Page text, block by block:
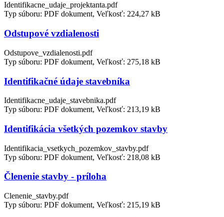
Identifikacne_udaje_projektanta.pdf
Typ súboru: PDF dokument, Veľkosť: 224,27 kB
Odstupové vzdialenosti
Odstupove_vzdialenosti.pdf
Typ súboru: PDF dokument, Veľkosť: 275,18 kB
Identifikačné údaje stavebníka
Identifikacne_udaje_stavebnika.pdf
Typ súboru: PDF dokument, Veľkosť: 213,19 kB
Identifikácia všetkých pozemkov stavby
Identifikacia_vsetkych_pozemkov_stavby.pdf
Typ súboru: PDF dokument, Veľkosť: 218,08 kB
Členenie stavby - príloha
Clenenie_stavby.pdf
Typ súboru: PDF dokument, Veľkosť: 215,19 kB